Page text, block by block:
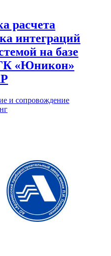
расчета
интеграций
на базе
«Юникон»
и сопровождение